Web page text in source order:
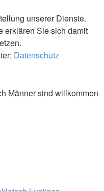
unserer Dienste.
erklären Sie sich damit
Datenschutz
Männer sind willkommen